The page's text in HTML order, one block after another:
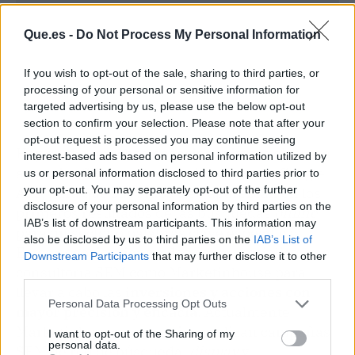
Que.es - Do Not Process My Personal Information
If you wish to opt-out of the sale, sharing to third parties, or
processing of your personal or sensitive information for
targeted advertising by us, please use the below opt-out
section to confirm your selection. Please note that after your
opt-out request is processed you may continue seeing
interest-based ads based on personal information utilized by
us or personal information disclosed to third parties prior to
your opt-out. You may separately opt-out of the further
disclosure of your personal information by third parties on the
IAB’s list of downstream participants. This information may
also be disclosed by us to third parties on the IAB’s List of
Downstream Participants that may further disclose it to other
Personal Data Processing Opt Outs
I want to opt-out of the Sharing of my
personal data.
Hoy en día, muchos negocios exitosos ejecutan
anuncios SEM con herramientas como Google
Ads, para que sus sitios web aparezcan en los
primeros resultados de las búsquedasonline
para un sector o palabras clave específicas.
Estos negocios tienen detrás a especialistas en
mayor precisión y eficacia. Actualmente,
Marketinhouse y su equipo realizan campañas
SEM de red de búsqueda,